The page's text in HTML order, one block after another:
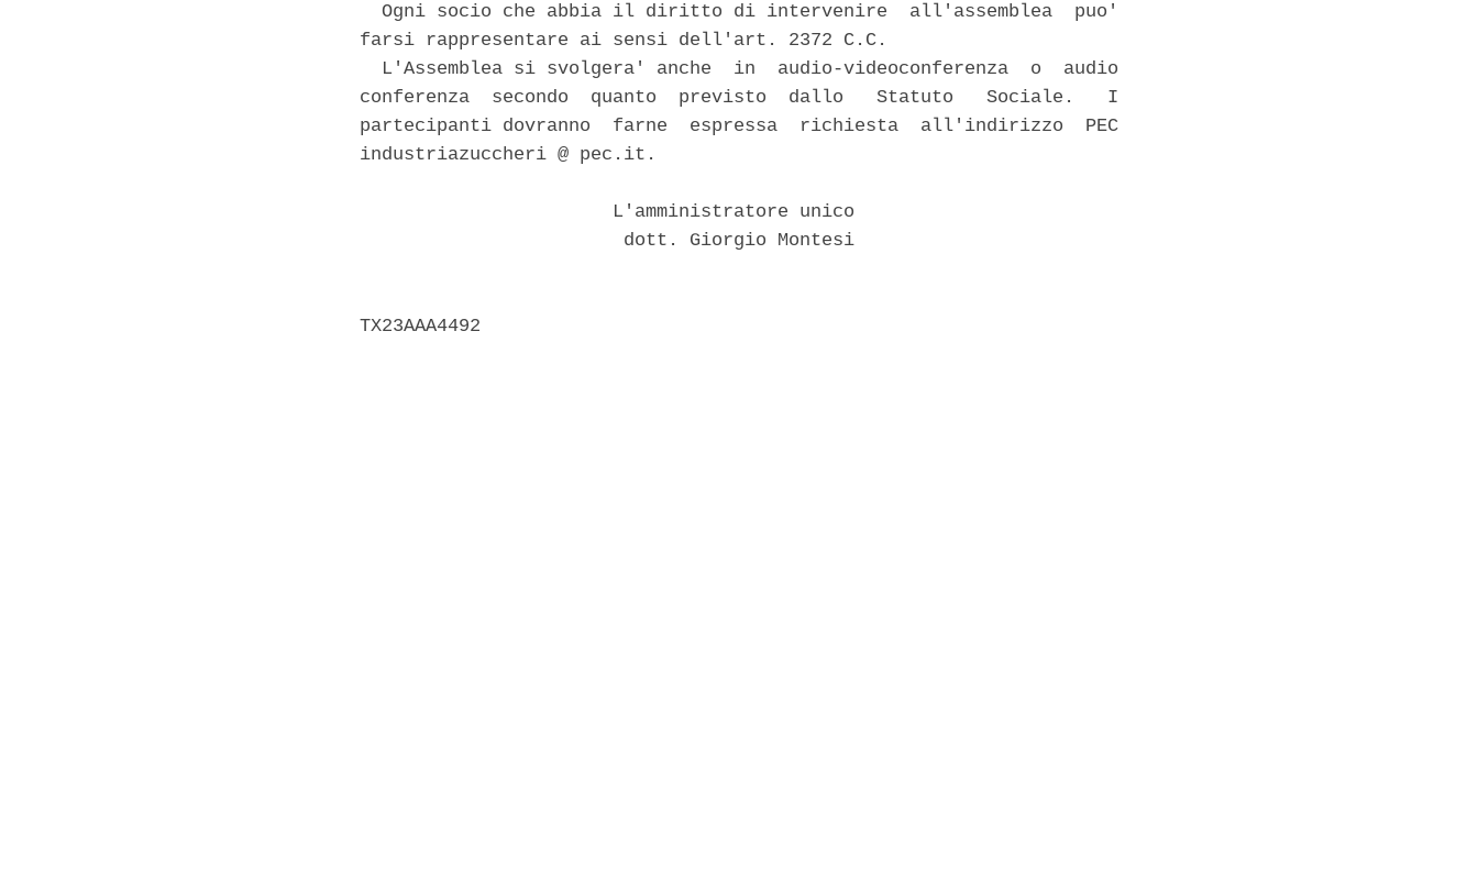
  Ogni socio che abbia il diritto di intervenire  all'assemblea  puo'
farsi rappresentare ai sensi dell'art. 2372 C.C.
  L'Assemblea si svolgera' anche  in  audio-videoconferenza  o  audio
conferenza  secondo  quanto  previsto  dallo   Statuto   Sociale.   I
partecipanti dovranno  farne  espressa  richiesta  all'indirizzo  PEC
industriazuccheri @ pec.it.
                       L'amministratore unico
                        dott. Giorgio Montesi